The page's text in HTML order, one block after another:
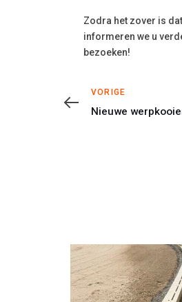
Zodra het zover is
informeren we u
bezoeken!
Vorige
VORIGE
Nieuwe